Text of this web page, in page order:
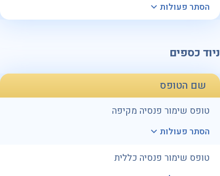
הסתר פעולות
ניוד כספים
שם הטופס
טופס שימור פנסיה מקיפה
הסתר פעולות
טופס שימור פנסיה כללית